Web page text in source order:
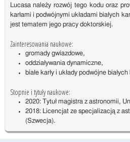
Lucasa należy rozwój tego kodu oraz
karłami i podwójnymi układami białych
jest tematem jego pracy doktorskiej.
Zainteresowania naukowe:
gromady gwiazdowe,
oddziaływania dynamiczne,
białe karły i układy podwójne białych
Stopnie i tytuły naukowe:
2020: Tytuł magistra z astronomii,
2018: Licencjat ze specjalizacją z
(Szwecja).